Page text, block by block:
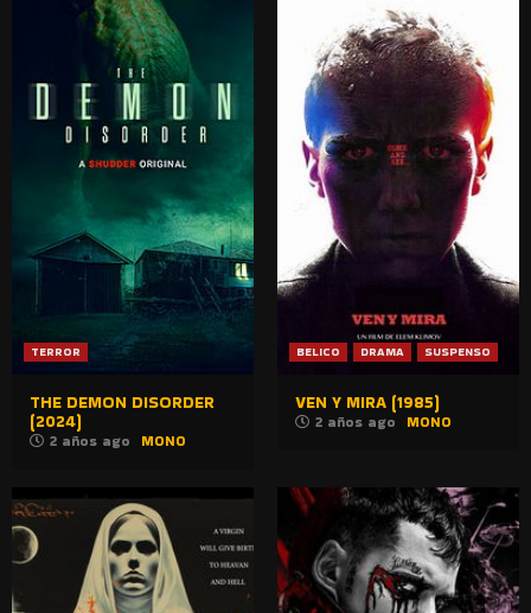
TERROR
THE DEMON DISORDER
(2024)
2 años ago MONO
BELICO DRAMA SUSPENSO
VEN Y MIRA (1985)
2 años ago MONO